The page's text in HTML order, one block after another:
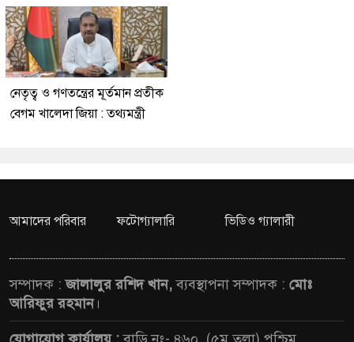
নেতৃত্ব ও গণতন্ত্রের মূর্তমান প্রতীক
বেগম খালেদা জিয়া : তথ্যমন্ত্রী
আমাদের পরিবার ফটোগ্যালারি ভিডিও গ্যালারী
সম্পাদক :জালালুর রশিদ খান,ব্যবস্থাপনা সম্পাদক : মোঃ
আরিফুর রহমান।